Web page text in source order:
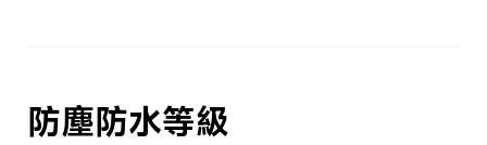
防塵防水等級